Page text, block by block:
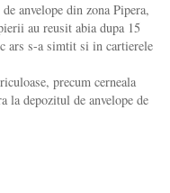
anvelope din zona Pipera,
au reusit abia dupa 15
ars s-a simtit si in cartierele
precum cerneala
la depozitul de anvelope de